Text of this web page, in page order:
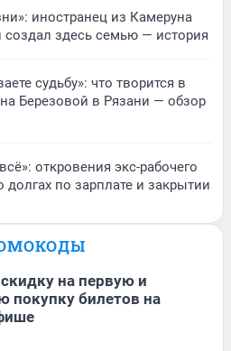
иностранец из Камеруна
создал здесь семью — история
судьбу»: что творится в
Березовой в Рязани — обзор
откровения экс-рабочего
по зарплате и закрытии
на первую и
покупку билетов на